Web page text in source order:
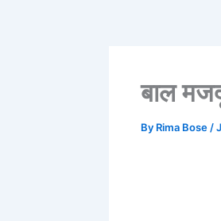
बाल
By Rima Bose /